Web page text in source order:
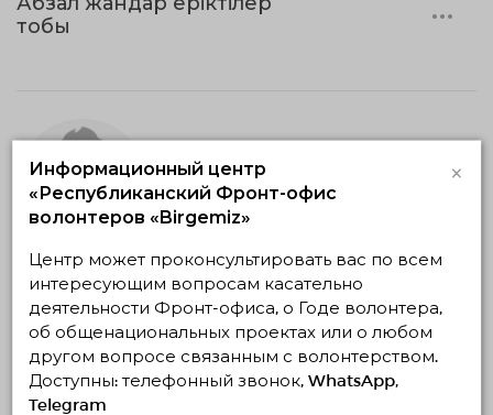
тобы
Ырғыз жастары
Информационный центр
«Республиканский Фронт-офис
волонтеров «Birgemiz»
×
Центр может проконсультировать вас по всем
интересующим вопросам касательно
деятельности Фронт-офиса, о Годе волонтера,
об общенациональных проектах или о любом
другом вопросе связанным с волонтерством.
Доступны: телефонный звонок, WhatsApp,
Telegram